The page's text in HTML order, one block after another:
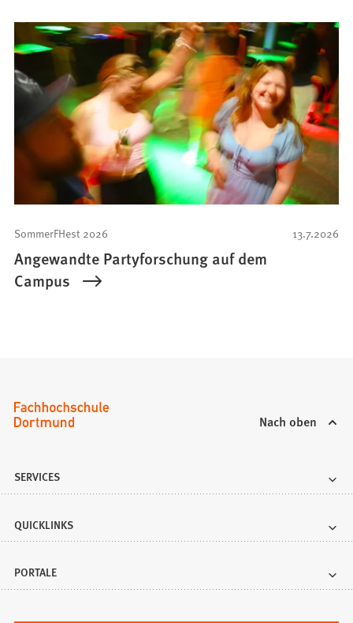
13.7.2026
SommerFHest 2026
Angewandte Partyforschung auf dem
Campus
Nach oben
SERVICES
QUICKLINKS
PORTALE